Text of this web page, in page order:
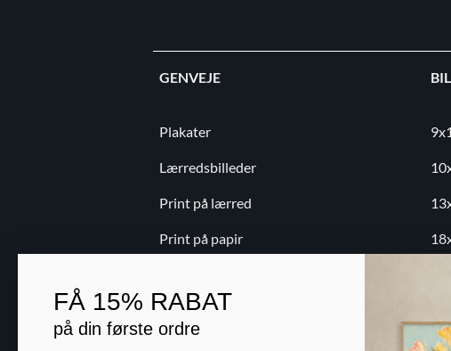
GENVEJE
Plakater
Lærredsbilleder
Print på lærred
Print på papir
Blog
FÅ 15% RABAT
på din første ordre